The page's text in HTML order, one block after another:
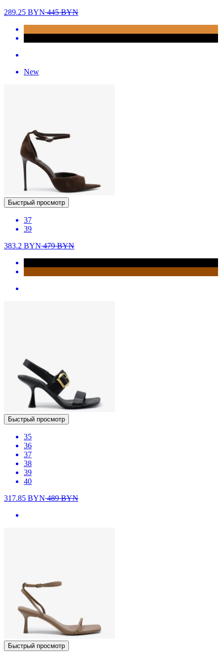
289.25 BYN445BYN
New
Быстрый просмотр
37
39
383.2 BYN479BYN
Быстрый просмотр
35
36
37
38
39
40
317.85 BYN489BYN
Быстрый просмотр